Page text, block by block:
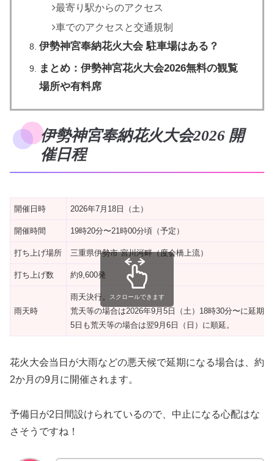
最寄り駅からのアクセス
車でのアクセスと交通規制
伊勢神宮奉納花火大会 駐車場はある？
まとめ：伊勢神宮花火大会2026無料の観覧
場所や有料席
伊勢神宮奉納花火大会2026 開
催日程
開催日時 2026年7月18日（土）
開催時間 19時20分〜21時00分頃（予定）
打ち上げ場所 三重県伊勢市 宮川河畔（度会橋上流）
打ち上げ数 約9,600発
雨天時
雨天決行。
荒天等の場合は2026年9月5日（土）18時30分〜に延期。
5日も荒天等の場合は翌9月6日（日）に順延。
スクロールできます
花火大会当日が大雨などの悪天候で延期になる場合は、約
2か月の9月に開催されます。
予備日が2日間設けられているので、中止になる心配はな
さそうですね！